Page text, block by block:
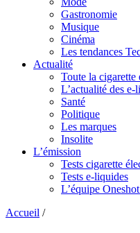
Gastronomie
Musique
Cinéma
Les tendances
Actualité
Toute la cigarette
L’actualité des e-
Santé
Politique
Les marques
Insolite
L’émission
Tests cigarette
Tests e-liquides
L’équipe
Accueil /